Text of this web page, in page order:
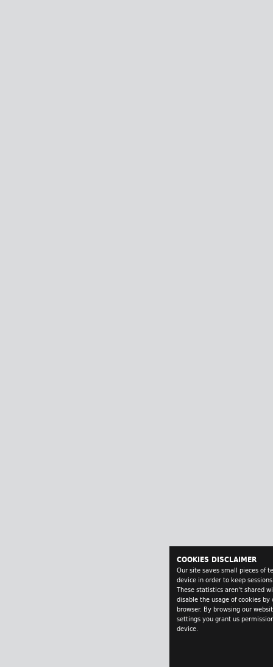
COOKIES DISCLAIMER
Our site saves small pieces of
device in order to keep
These statistics aren't shared
disable the usage of cookies
browser. By browsing our
settings you grant us
device.